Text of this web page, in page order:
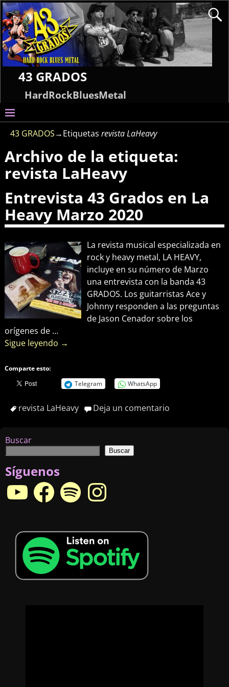
43 GRADOS
HardRockBluesMetal
43 GRADOS→Etiquetas revista LaHeavy
Archivo de la etiqueta:
revista LaHeavy
Entrevista 43 Grados en La
Heavy Marzo 2020
La revista musical especializada en
rock y heavy metal, LA HEAVY,
incluye en su número de Marzo
una entrevista con la banda 43
GRADOS. Los guitarristas Ace y
Johnny responden a las preguntas
de Jason Cenador sobre los
orígenes de …
Sigue leyendo →
Comparte esto:
Telegram
WhatsApp
revista LaHeavy Deja un comentario
Buscar
Buscar
Síguenos